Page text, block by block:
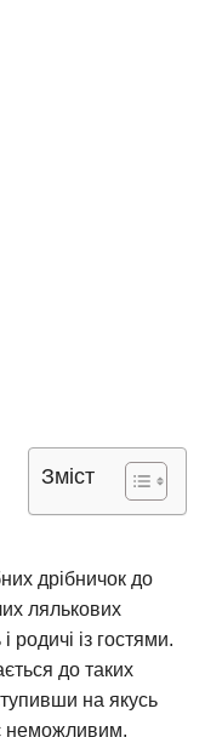
Зміст
дрібничок до
лялькових
родичі із гостями.
до таких
на якусь
неможливим.